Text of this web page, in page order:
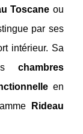
Toscane ou
par ses
intérieur. Sa
chambres
en
Rideau